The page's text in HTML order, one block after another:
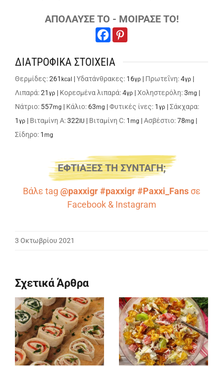
ΑΠΟΛΑΥΣΕ ΤΟ - ΜΟΙΡΑΣΕ ΤΟ!
ΔΙΑΤΡΟΦΙΚΑ ΣΤΟΙΧΕΙΑ
Θερμίδες:261 kcal |Υδατάνθρακες: 16γρ | Πρωτεΐνη:4γρ |
Λιπαρά:21 γρ | Κορεσμένα λιπαρά:4γρ |Χοληστερόλη:3mg |
Νάτριο: 557mg | Κάλιο: 63mg |Φυτικές ίνες: 1 γρ |Σάκχαρα:
1 γρ | Βιταμίνη A:322IU | Βιταμίνη C: 1 mg |Ασβέστιο:78mg |
Σίδηρο: 1 mg
ΕΦΤΙΑΞΕΣ ΤΗ ΣΥΝΤΑΓΗ;
Βάλε tag @paxxigr #paxxigr #Paxxi_Fansσε
Facebook& Instagram
3 Οκτωβρίου 2021
Σχετικά Άρθρα